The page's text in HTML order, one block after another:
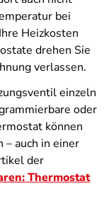
bei
Heizkosten
drehen Sie
verlassen.
einzeln
oder
können
– auch in einer
der
Thermostat